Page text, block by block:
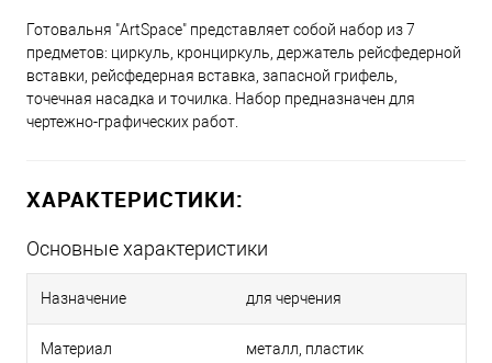
Готовальня "ArtSpace" представляет собой набор из 7
предметов: циркуль, кронциркуль, держатель рейсфедерной
вставки, рейсфедерная вставка, запасной грифель,
точечная насадка и точилка. Набор предназначен для
чертежно-графических работ.
ХАРАКТЕРИСТИКИ:
Основные характеристики
Назначение для черчения
Материал металл, пластик